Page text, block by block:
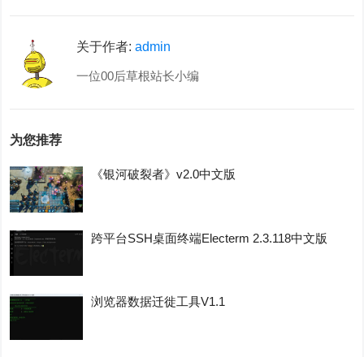
关于作者:admin
一位00后草根站长小编
为您推荐
《银河破裂者》v2.0中文版
跨平台SSH桌面终端Electerm 2.3.118中文版
浏览器数据迁徙工具V1.1